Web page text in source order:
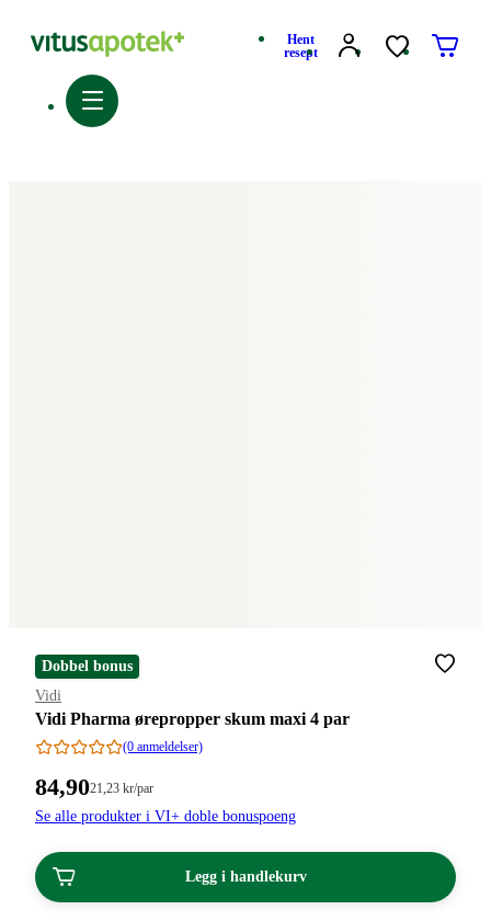
Hent
resept
Dobbel bonus
Merke
Vidi
Vidi Pharma ørepropper skum maxi 4 par
(0 anmeldelser)
Pris:
84,90
84,90Stykkpris:
kroner.
21 ,23 kr/par
Se alle produkter i VI+ doble bonuspoeng
Legg i handlekurv